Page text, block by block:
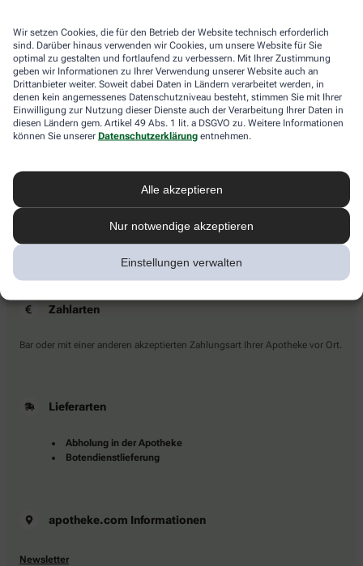
Wir setzen Cookies, die für den Betrieb der Website technisch erforderlich
sind. Darüber hinaus verwenden wir Cookies, um unsere Website für Sie
optimal zu gestalten und fortlaufend zu verbessern. Mit Ihrer Zustimmung
geben wir Informationen zu Ihrer Verwendung unserer Website auch an
Drittanbieter weiter. Soweit dabei Daten in Ländern verarbeitet werden, in
denen kein angemessenes Datenschutzniveau besteht, stimmen Sie mit Ihrer
Einwilligung zur Nutzung dieser Dienste auch der Verarbeitung Ihrer Daten in
diesen Ländern gem. Artikel 49 Abs. 1 lit. a DSGVO zu. Weitere Informationen
können Sie unserer Datenschutzerklärung entnehmen.
Alle akzeptieren
Nur notwendige akzeptieren
Einstellungen verwalten
Information der Hufeland-Apotheke
Hufeland-Apotheke
17438 Wolgast
Kontaktieren Sie uns direkt.
Zahlarten
Bar oder mit einer anderen akzeptierten Zahlungsart Ihrer Apotheke vor Ort.
Lieferarten
Abholung in der Apotheke
Botendienstlieferung
apotheke.com Informationen
Newsletter